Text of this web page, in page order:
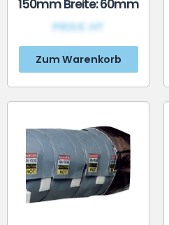
150mm Breite: 60mm
PRIX€ HT
Zum Warenkorb